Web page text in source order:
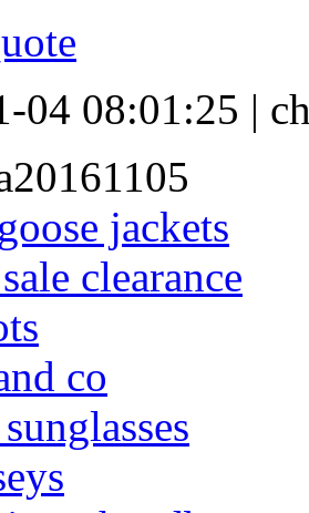
04 08:01:25 |
jackets
clearance
co